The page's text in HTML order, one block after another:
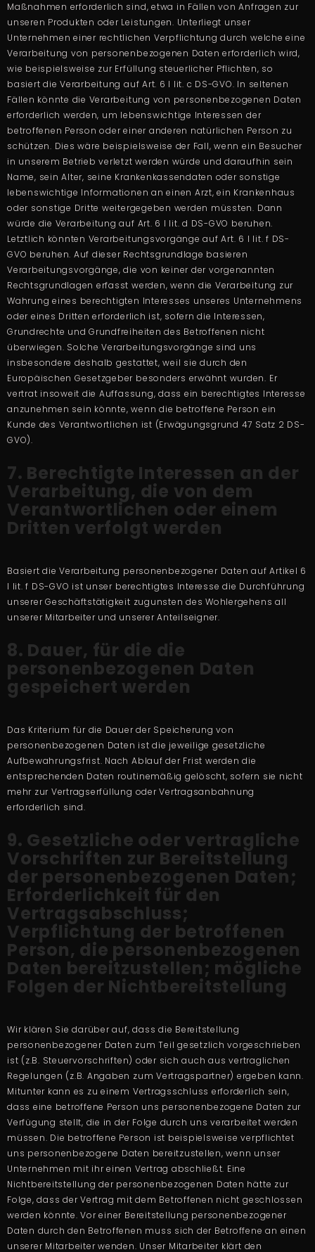
Maßnahmen erforderlich sind, etwa in Fällen von Anfragen zur
unseren Produkten oder Leistungen. Unterliegt unser
Unternehmen einer rechtlichen Verpflichtung durch welche eine
Verarbeitung von personenbezogenen Daten erforderlich wird,
wie beispielsweise zur Erfüllung steuerlicher Pflichten, so
basiert die Verarbeitung auf Art. 6 I lit. c DS-GVO. In seltenen
Fällen könnte die Verarbeitung von personenbezogenen Daten
erforderlich werden, um lebenswichtige Interessen der
betroffenen Person oder einer anderen natürlichen Person zu
schützen. Dies wäre beispielsweise der Fall, wenn ein Besucher
in unserem Betrieb verletzt werden würde und daraufhin sein
Name, sein Alter, seine Krankenkassendaten oder sonstige
lebenswichtige Informationen an einen Arzt, ein Krankenhaus
oder sonstige Dritte weitergegeben werden müssten. Dann
würde die Verarbeitung auf Art. 6 I lit. d DS-GVO beruhen.
Letztlich könnten Verarbeitungsvorgänge auf Art. 6 I lit. f DS-
GVO beruhen. Auf dieser Rechtsgrundlage basieren
Verarbeitungsvorgänge, die von keiner der vorgenannten
Rechtsgrundlagen erfasst werden, wenn die Verarbeitung zur
Wahrung eines berechtigten Interesses unseres Unternehmens
oder eines Dritten erforderlich ist, sofern die Interessen,
Grundrechte und Grundfreiheiten des Betroffenen nicht
überwiegen. Solche Verarbeitungsvorgänge sind uns
insbesondere deshalb gestattet, weil sie durch den
Europäischen Gesetzgeber besonders erwähnt wurden. Er
vertrat insoweit die Auffassung, dass ein berechtigtes Interesse
anzunehmen sein könnte, wenn die betroffene Person ein
Kunde des Verantwortlichen ist (Erwägungsgrund 47 Satz 2 DS-
GVO).
7. Berechtigte Interessen an der
Verarbeitung, die von dem
Verantwortlichen oder einem
Dritten verfolgt werden
Basiert die Verarbeitung personenbezogener Daten auf Artikel 6
I lit. f DS-GVO ist unser berechtigtes Interesse die Durchführung
unserer Geschäftstätigkeit zugunsten des Wohlergehens all
unserer Mitarbeiter und unserer Anteilseigner.
8. Dauer, für die die
personenbezogenen Daten
gespeichert werden
Das Kriterium für die Dauer der Speicherung von
personenbezogenen Daten ist die jeweilige gesetzliche
Aufbewahrungsfrist. Nach Ablauf der Frist werden die
entsprechenden Daten routinemäßig gelöscht, sofern sie nicht
mehr zur Vertragserfüllung oder Vertragsanbahnung
erforderlich sind.
9. Gesetzliche oder vertragliche
Vorschriften zur Bereitstellung
der personenbezogenen Daten;
Erforderlichkeit für den
Vertragsabschluss;
Verpflichtung der betroffenen
Person, die personenbezogenen
Daten bereitzustellen; mögliche
Folgen der Nichtbereitstellung
Wir klären Sie darüber auf, dass die Bereitstellung
personenbezogener Daten zum Teil gesetzlich vorgeschrieben
ist (z.B. Steuervorschriften) oder sich auch aus vertraglichen
Regelungen (z.B. Angaben zum Vertragspartner) ergeben kann.
Mitunter kann es zu einem Vertragsschluss erforderlich sein,
dass eine betroffene Person uns personenbezogene Daten zur
Verfügung stellt, die in der Folge durch uns verarbeitet werden
müssen. Die betroffene Person ist beispielsweise verpflichtet
uns personenbezogene Daten bereitzustellen, wenn unser
Unternehmen mit ihr einen Vertrag abschließt. Eine
Nichtbereitstellung der personenbezogenen Daten hätte zur
Folge, dass der Vertrag mit dem Betroffenen nicht geschlossen
werden könnte. Vor einer Bereitstellung personenbezogener
Daten durch den Betroffenen muss sich der Betroffene an einen
unserer Mitarbeiter wenden. Unser Mitarbeiter klärt den